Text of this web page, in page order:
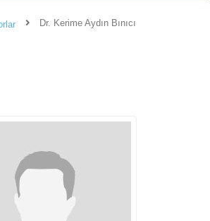
Dr. Kerime Aydın Bınıcı